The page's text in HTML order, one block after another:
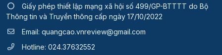
Giấy phép thiết lập mạng xã hội số 499/GP-BTTTT do Bộ
Thông tin và Truyền thông cấp ngày 17/10/2022
Email: quangcao.vnreview@gmail.com
Hotline: 024.37632552